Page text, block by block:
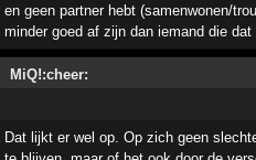
en geen partner hebt (samenwonen/
minder goed af zijn dan iemand die dat
MiQ!:cheer:
Dat lijkt er wel op. Op zich geen